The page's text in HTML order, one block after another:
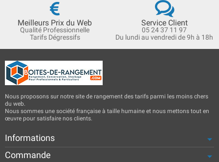
Meilleurs Prix du Web
Qualité Professionnelle
Tarifs Dégressifs
Service Client
05 24 37 11 97
Du lundi au vendredi de 9h à 18h
Nous proposons sur notre site de rangement des tarifs parmi les moins chers
du web.
Nous sommes une société française à taille humaine et nous mettons tout en
œuvre pour satisfaire nos clients.
Informations
Commande